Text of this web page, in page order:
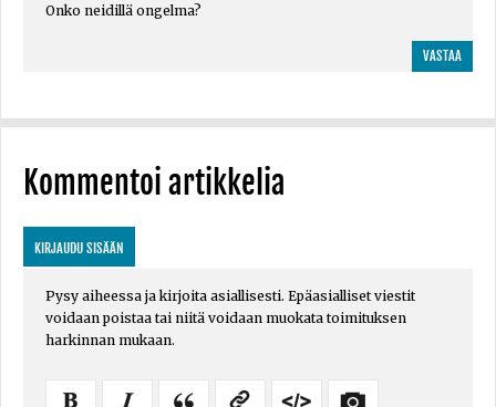
Onko neidillä ongelma?
VASTAA
Kommentoi artikkelia
KIRJAUDU SISÄÄN
Pysy aiheessa ja kirjoita asiallisesti. Epäasialliset viestit
voidaan poistaa tai niitä voidaan muokata toimituksen
harkinnan mukaan.